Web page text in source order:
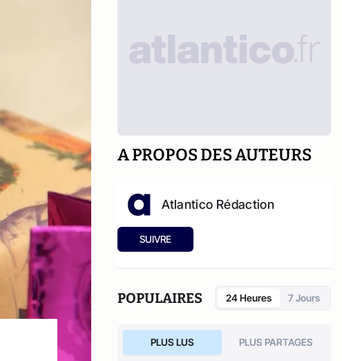
A PROPOS DES AUTEURS
Atlantico Rédaction
SUIVRE
POPULAIRES 24 Heures 7 Jours
PLUS LUS PLUS PARTAGES